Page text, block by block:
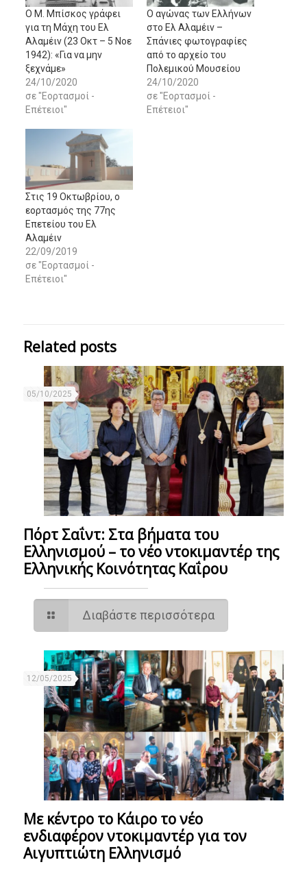
Ο Μ. Μπίσκος γράφει
για τη Μάχη του Ελ
Αλαμέιν (23 Οκτ – 5 Νοε
1942): «Για να μην
ξεχνάμε»
24/10/2020
σε "Εορτασμοί -
Επέτειοι"
Ο αγώνας των Ελλήνων
στο Ελ Αλαμέιν –
Σπάνιες φωτογραφίες
από το αρχείο του
Πολεμικού Μουσείου
24/10/2020
σε "Εορτασμοί -
Επέτειοι"
Στις 19 Οκτωβρίου, ο
εορτασμός της 77ης
Επετείου του Ελ
Αλαμέιν
22/09/2019
σε "Εορτασμοί -
Επέτειοι"
Related posts
05/10/2025
Πόρτ Σαΐντ: Στα βήματα του
Ελληνισμού – το νέο ντοκιμαντέρ της
Ελληνικής Κοινότητας Καΐρου
Διαβάστε περισσότερα
12/05/2025
Με κέντρο το Κάιρο το νέο
ενδιαφέρον ντοκιμαντέρ για τον
Αιγυπτιώτη Ελληνισμό